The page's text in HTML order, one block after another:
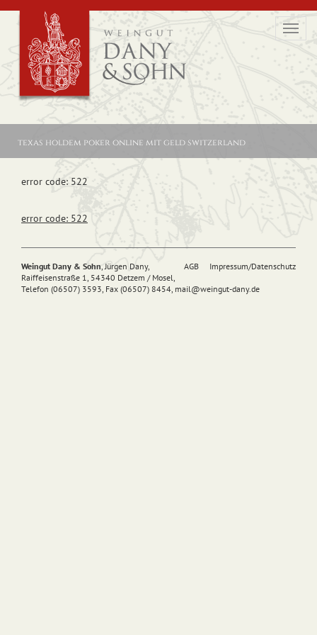
texas holdem poker online mit geld switzerland
error code: 522
error code: 522
AGB Impressum/Datenschutz
Weingut Dany & Sohn, Jürgen Dany,
Raiffeisenstraße 1, 54340 Detzem / Mosel,
Telefon (06507) 3593, Fax (06507) 8454, mail@weingut-dany.de